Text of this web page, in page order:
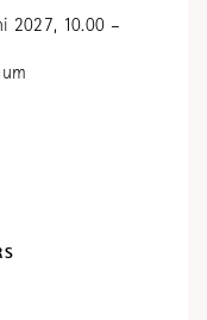
2027, 10.00 –